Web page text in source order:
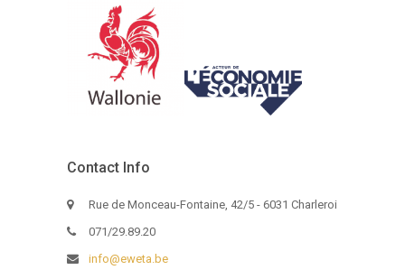
Contact Info
Rue de Monceau-Fontaine, 42/5 - 6031 Charleroi
071/29.89.20
info@eweta.be